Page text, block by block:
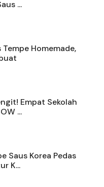
...
Homemade,
Empat Sekolah
...
Saus Korea Pedas
K...